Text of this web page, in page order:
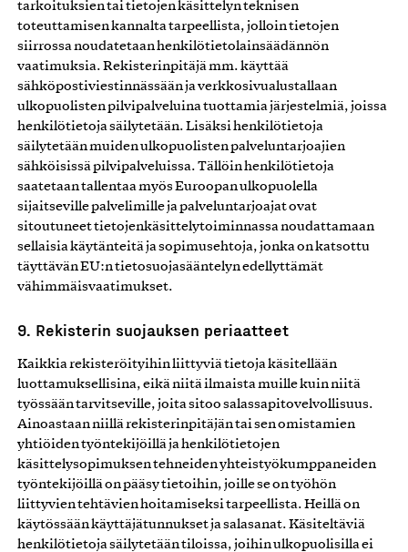
tarkoituksien tai tietojen käsittelyn teknisen
toteuttamisen kannalta tarpeellista, jolloin tietojen
siirrossa noudatetaan henkilötietolainsäädännön
vaatimuksia. Rekisterinpitäjä mm. käyttää
sähköpostiviestinnässään ja verkkosivualustallaan
ulkopuolisten pilvipalveluina tuottamia järjestelmiä, joissa
henkilötietoja säilytetään. Lisäksi henkilötietoja
säilytetään muiden ulkopuolisten palveluntarjoajien
sähköisissä pilvipalveluissa. Tällöin henkilötietoja
saatetaan tallentaa myös Euroopan ulkopuolella
sijaitseville palvelimille ja palveluntarjoajat ovat
sitoutuneet tietojenkäsittelytoiminnassa noudattamaan
sellaisia käytänteitä ja sopimusehtoja, jonka on katsottu
täyttävän EU:n tietosuojasääntelyn edellyttämät
vähimmäisvaatimukset.
9. Rekisterin suojauksen periaatteet
Kaikkia rekisteröityihin liittyviä tietoja käsitellään
luottamuksellisina, eikä niitä ilmaista muille kuin niitä
työssään tarvitseville, joita sitoo salassapitovelvollisuus.
Ainoastaan niillä rekisterinpitäjän tai sen omistamien
yhtiöiden työntekijöillä ja henkilötietojen
käsittelysopimuksen tehneiden yhteistyökumppaneiden
työntekijöillä on pääsy tietoihin, joille se on työhön
liittyvien tehtävien hoitamiseksi tarpeellista. Heillä on
käytössään käyttäjätunnukset ja salasanat. Käsiteltäviä
henkilötietoja säilytetään tiloissa, joihin ulkopuolisilla ei